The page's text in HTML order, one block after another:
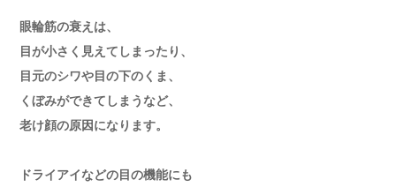
眼輪筋の衰えは、
目が小さく見えてしまったり、
目元のシワや目の下のくま、
くぼみができてしまうなど、
老け顔の原因になります。
ドライアイなどの目の機能にも